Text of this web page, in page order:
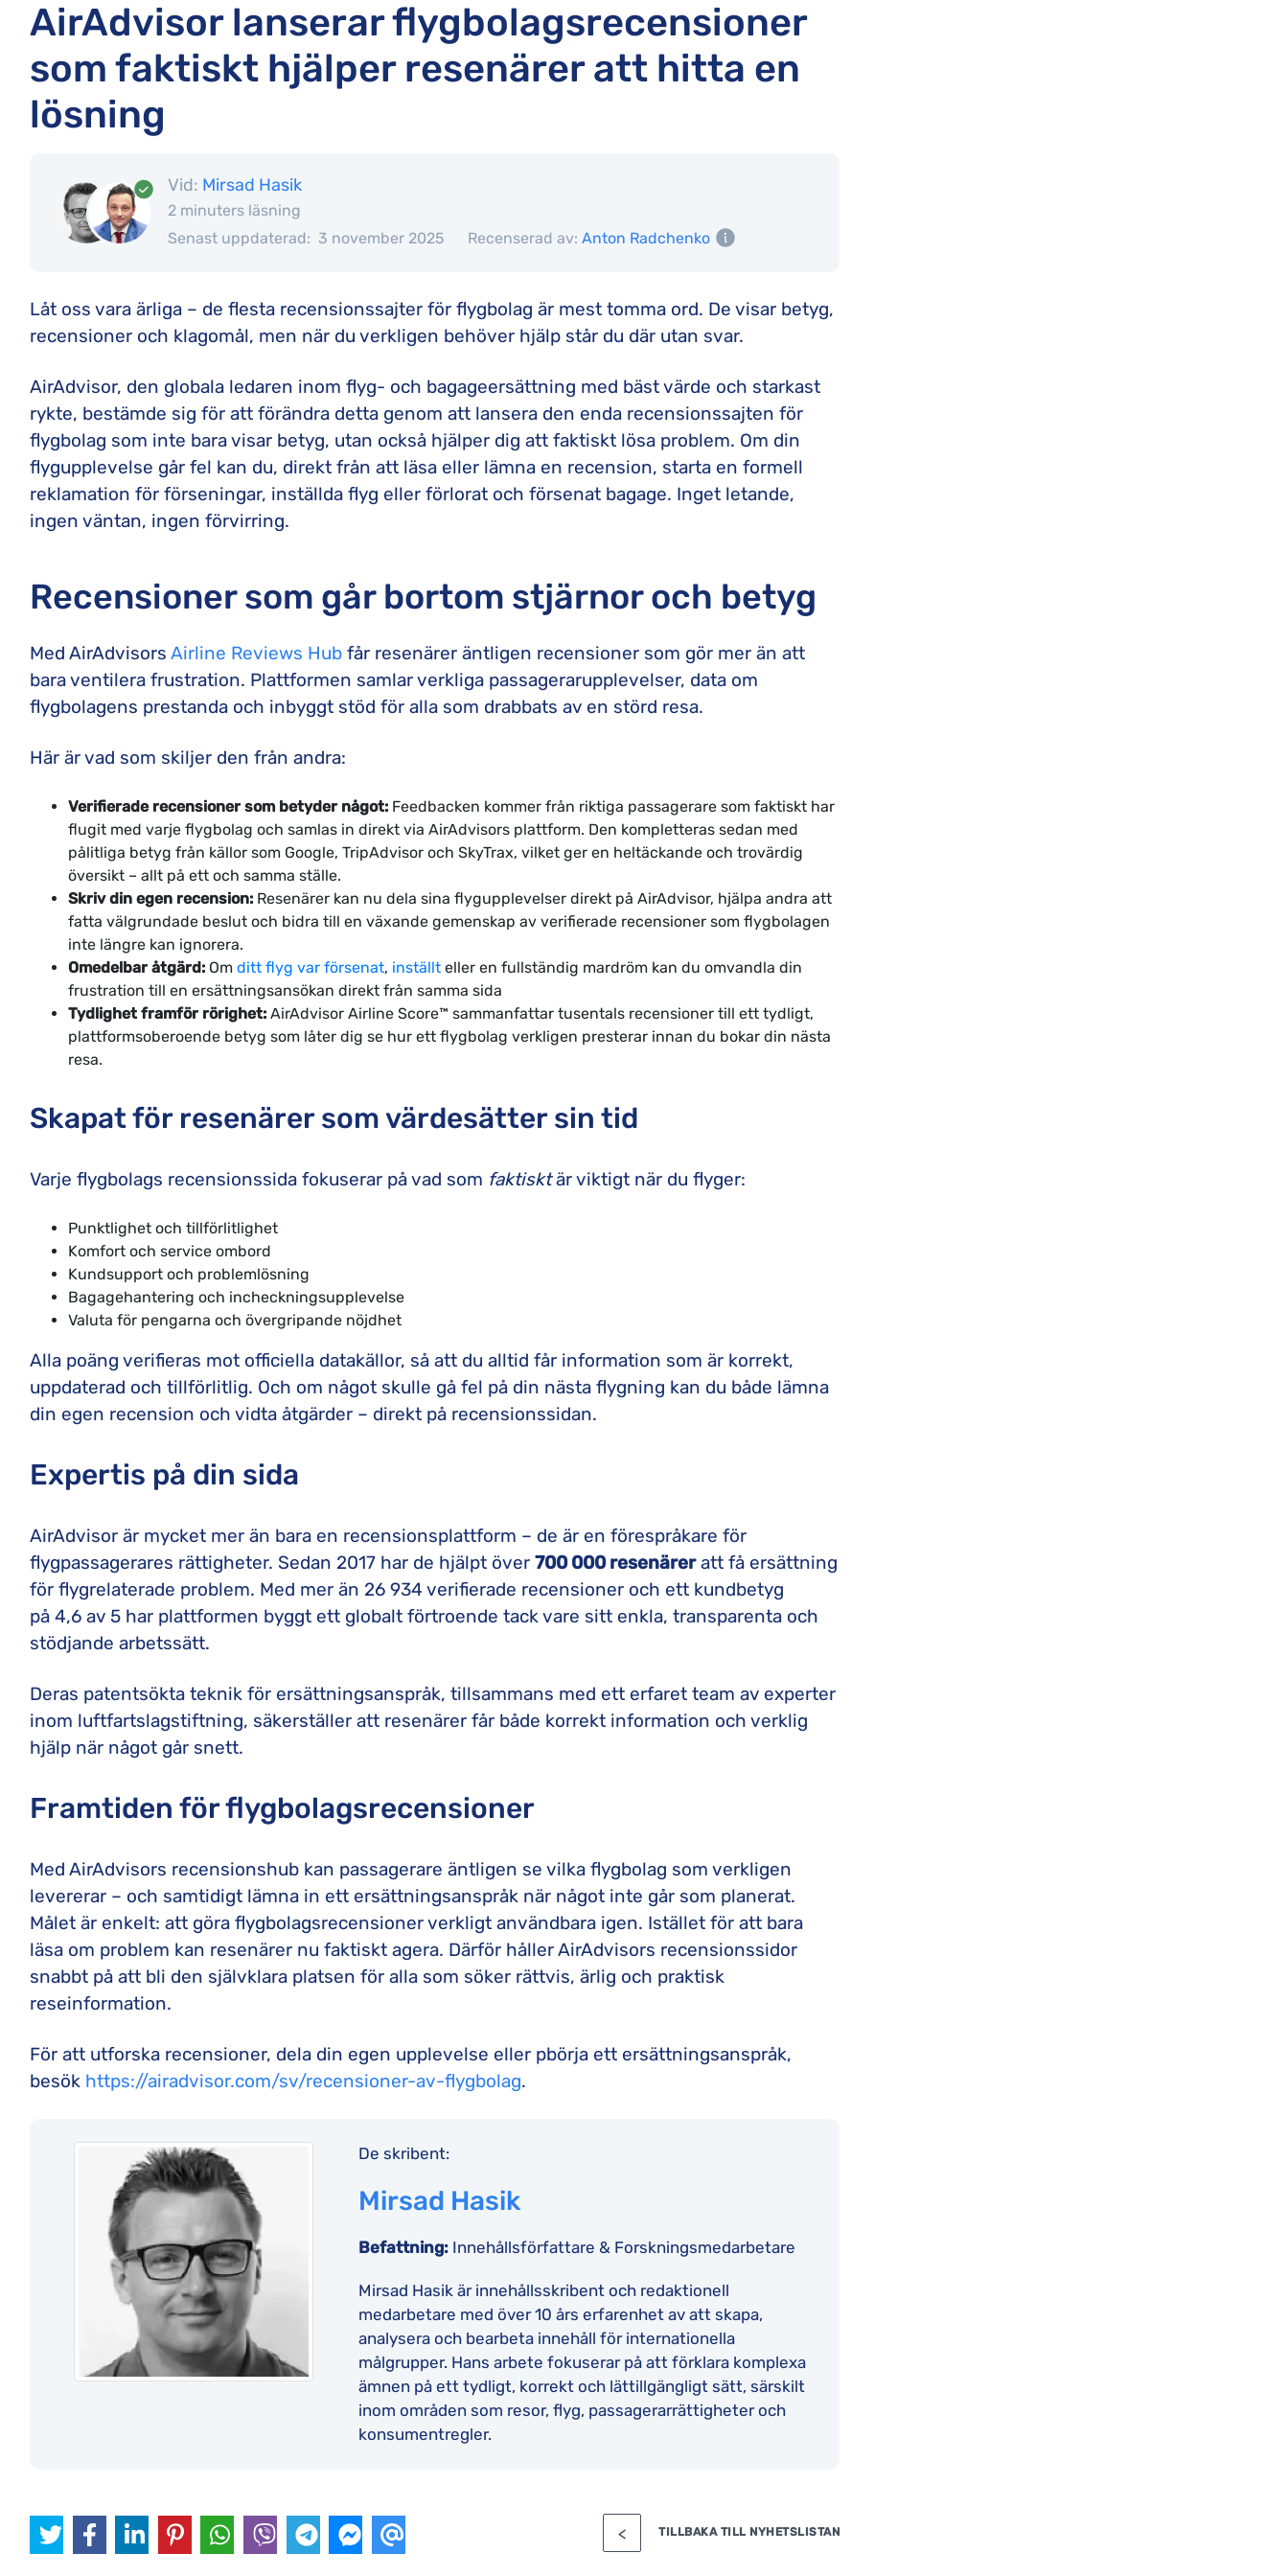
AirAdvisor lanserar flygbolagsrecensioner
som faktiskt hjälper resenärer att hitta en
lösning
Vid: Mirsad Hasik
2 minuters läsning
Senast uppdaterad: 3 november 2025 Recenserad av: Anton Radchenko
Låt oss vara ärliga – de flesta recensionssajter för flygbolag är mest tomma ord. De visar betyg,
recensioner och klagomål, men när du verkligen behöver hjälp står du där utan svar.
AirAdvisor, den globala ledaren inom flyg- och bagageersättning med bäst värde och starkast
rykte, bestämde sig för att förändra detta genom att lansera den enda recensionssajten för
flygbolag som inte bara visar betyg, utan också hjälper dig att faktiskt lösa problem. Om din
flygupplevelse går fel kan du, direkt från att läsa eller lämna en recension, starta en formell
reklamation för förseningar, inställda flyg eller förlorat och försenat bagage. Inget letande,
ingen väntan, ingen förvirring.
Recensioner som går bortom stjärnor och betyg
Med AirAdvisors Airline Reviews Hub får resenärer äntligen recensioner som gör mer än att
bara ventilera frustration. Plattformen samlar verkliga passagerarupplevelser, data om
flygbolagens prestanda och inbyggt stöd för alla som drabbats av en störd resa.
Här är vad som skiljer den från andra:
Verifierade recensioner som betyder något: Feedbacken kommer från riktiga passagerare som faktiskt har
flugit med varje flygbolag och samlas in direkt via AirAdvisors plattform. Den kompletteras sedan med
pålitliga betyg från källor som Google, TripAdvisor och SkyTrax, vilket ger en heltäckande och trovärdig
översikt – allt på ett och samma ställe.
Skriv din egen recension: Resenärer kan nu dela sina flygupplevelser direkt på AirAdvisor, hjälpa andra att
fatta välgrundade beslut och bidra till en växande gemenskap av verifierade recensioner som flygbolagen
inte längre kan ignorera.
Omedelbar åtgärd: Om ditt flyg var försenat, inställt eller en fullständig mardröm kan du omvandla din
frustration till en ersättningsansökan direkt från samma sida
Tydlighet framför rörighet: AirAdvisor Airline Score™ sammanfattar tusentals recensioner till ett tydligt,
plattformsoberoende betyg som låter dig se hur ett flygbolag verkligen presterar innan du bokar din nästa
resa.
Skapat för resenärer som värdesätter sin tid
Varje flygbolags recensionssida fokuserar på vad som faktisktär viktigt när du flyger:
Punktlighet och tillförlitlighet
Komfort och service ombord
Kundsupport och problemlösning
Bagagehantering och incheckningsupplevelse
Valuta för pengarna och övergripande nöjdhet
Alla poäng verifieras mot officiella datakällor, så att du alltid får information som är korrekt,
uppdaterad och tillförlitlig. Och om något skulle gå fel på din nästa flygning kan du både lämna
din egen recension och vidta åtgärder – direkt på recensionssidan.
Expertis på din sida
AirAdvisor är mycket mer än bara en recensionsplattform – de är en förespråkare för
flygpassagerares rättigheter. Sedan 2017 har de hjälpt över 700 000 resenäreratt få ersättning
för flygrelaterade problem. Med mer än 26 934 verifierade recensioner och ett kundbetyg
på 4,6 av 5 har plattformen byggt ett globalt förtroende tack vare sitt enkla, transparenta och
stödjande arbetssätt.
Deras patentsökta teknik för ersättningsanspråk, tillsammans med ett erfaret team av experter
inom luftfartslagstiftning, säkerställer att resenärer får både korrekt information och verklig
hjälp när något går snett.
Framtiden för flygbolagsrecensioner
Med AirAdvisors recensionshub kan passagerare äntligen se vilka flygbolag som verkligen
levererar – och samtidigt lämna in ett ersättningsanspråk när något inte går som planerat.
Målet är enkelt: att göra flygbolagsrecensioner verkligt användbara igen. Istället för att bara
läsa om problem kan resenärer nu faktiskt agera. Därför håller AirAdvisors recensionssidor
snabbt på att bli den självklara platsen för alla som söker rättvis, ärlig och praktisk
reseinformation.
För att utforska recensioner, dela din egen upplevelse eller pbörja ett ersättningsanspråk,
besök https://airadvisor.com/sv/recensioner-av-flygbolag.
De skribent:
Mirsad Hasik
Befattning:Innehållsförfattare & Forskningsmedarbetare
Mirsad Hasik är innehållsskribent och redaktionell
medarbetare med över 10 års erfarenhet av att skapa,
analysera och bearbeta innehåll för internationella
målgrupper. Hans arbete fokuserar på att förklara komplexa
ämnen på ett tydligt, korrekt och lättillgängligt sätt, särskilt
inom områden som resor, flyg, passagerarrättigheter och
konsumentregler.
TILLBAKA TILL NYHETSLISTAN